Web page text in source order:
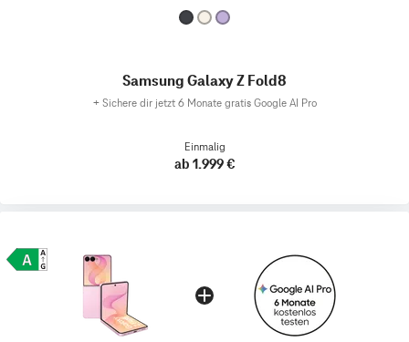
Samsung Galaxy Z Fold8
+ Sichere dir jetzt 6 Monate gratis Google AI Pro
Einmalig
ab 1.999 €